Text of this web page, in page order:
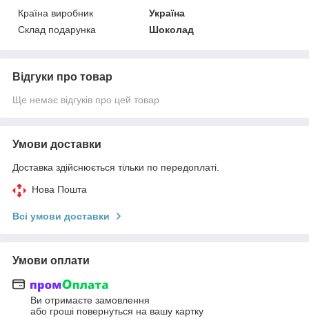
Країна виробник
Україна
Склад подарунка
Шоколад
Відгуки про товар
Ще немає відгуків про цей товар
Умови доставки
Доставка здійснюється тільки по передоплаті.
Нова Пошта
Всі умови доставки
Умови оплати
Ви отримаєте замовлення
або гроші повернуться на вашу картку